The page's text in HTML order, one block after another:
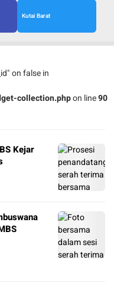
Kutai Barat
on false in
collection.phpon line90
Kejar